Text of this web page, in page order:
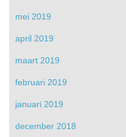
mei 2019
april 2019
maart 2019
februari 2019
januari 2019
december 2018